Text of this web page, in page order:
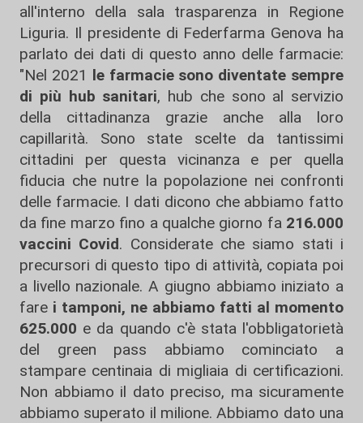
all'interno della sala trasparenza in Regione
Liguria. Il presidente di Federfarma Genova ha
parlato dei dati di questo anno delle farmacie:
"Nel 2021 le farmacie sono diventate sempre
di più hub sanitari, hub che sono al servizio
della cittadinanza grazie anche alla loro
capillarità. Sono state scelte da tantissimi
cittadini per questa vicinanza e per quella
fiducia che nutre la popolazione nei confronti
delle farmacie. I dati dicono che abbiamo fatto
da fine marzo fino a qualche giorno fa 216.000
vaccini Covid. Considerate che siamo stati i
precursori di questo tipo di attività, copiata poi
a livello nazionale. A giugno abbiamo iniziato a
fare i tamponi, ne abbiamo fatti al momento
625.000 e da quando c'è stata l'obbligatorietà
del green pass abbiamo cominciato a
stampare centinaia di migliaia di certificazioni.
Non abbiamo il dato preciso, ma sicuramente
abbiamo superato il milione. Abbiamo dato una